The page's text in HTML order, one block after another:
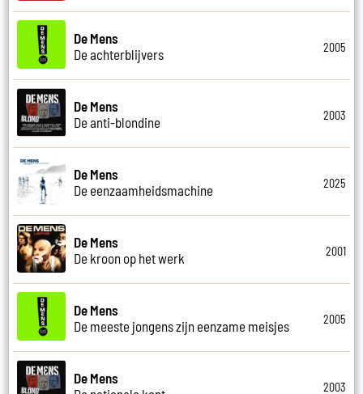
De Mens
De achterblijvers
2005
De Mens
De anti-blondine
2003
De Mens
De eenzaamheidsmachine
2025
De Mens
De kroon op het werk
2001
De Mens
De meeste jongens zijn eenzame meisjes
2005
De Mens
2003